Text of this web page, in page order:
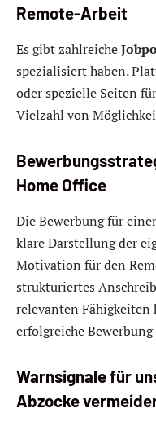
Remote-Arbeit
Es gibt zahlreiche
spezialisiert haben.
oder spezielle Seiten
Vielzahl von
Home Office
Die Bewerbung für
klare Darstellung der
Motivation für den
strukturiertes
relevanten Fähigkeiten
erfolgreiche
Warnsignale für
Abzocke